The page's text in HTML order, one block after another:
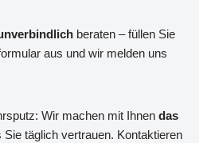
beraten – füllen Sie
aus und wir melden uns
Wir machen mit Ihnen das
Sie täglich vertrauen. Kontaktieren